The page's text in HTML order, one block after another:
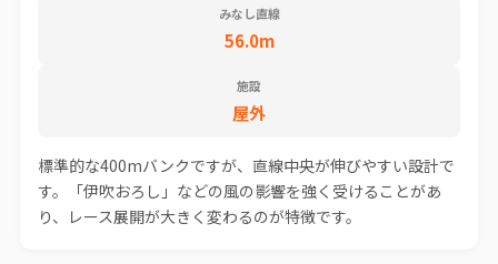
みなし直線
56.0m
施設
屋外
標準的な400mバンクですが、直線中央が伸びやすい設計で
す。「伊吹おろし」などの風の影響を強く受けることがあ
り、レース展開が大きく変わるのが特徴です。